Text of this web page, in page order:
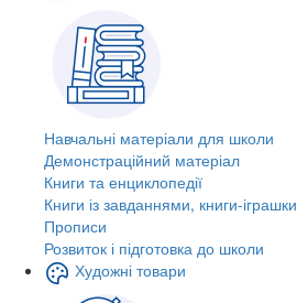
Навчальні матеріали для школи
Демонстраційний матеріал
Книги та енциклопедії
Книги із завданнями, книги-іграшки
Прописи
Розвиток і підготовка до школи
Художні товари